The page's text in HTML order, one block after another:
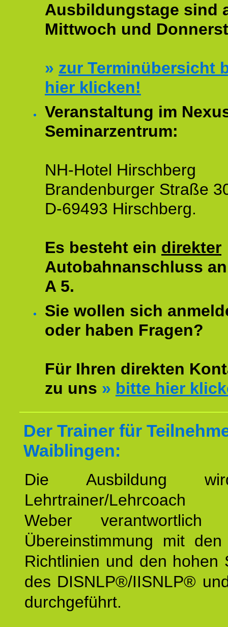
Ausbildungstage sind
Mittwoch und
» zur Terminübersicht
hier klicken!
Veranstaltung im
Seminarzentrum:
NH-Hotel Hirschberg
Brandenburger Straße
D-69493 Hirschberg.
Es besteht ein direkter
Autobahnanschluss
A 5.
Sie wollen sich
oder haben Fragen?
Für Ihren direkten
zu uns » bitte hier
Der Trainer für
Waiblingen:
Die Ausbildung
Lehrtrainer/Lehrcoach
Weber
Übereinstimmung mit den
Richtlinien und den hohen
des DISNLP®/IISNLP®
durchgeführt.